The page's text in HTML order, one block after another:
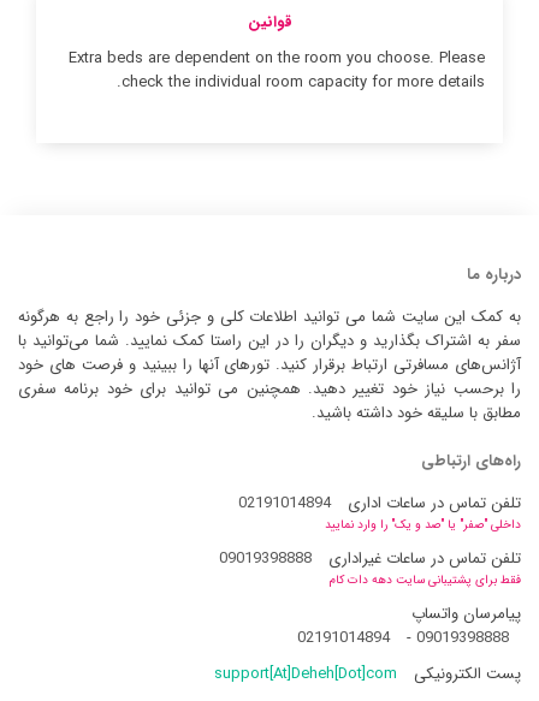
قوانین
Extra beds are dependent on the room you choose. Please
check the individual room capacity for more details.
درباره ما
به کمک این سایت شما می توانید اطلاعات کلی و جزئی خود را راجع به هرگونه
سفر به اشتراک بگذارید و دیگران را در این راستا کمک نمایید. شما می‌توانید با
آژانس‌های مسافرتی ارتباط برقرار کنید. تورهای آنها را ببینید و فرصت های خود
را برحسب نیاز خود تغییر دهید. همچنین می توانید برای خود برنامه سفری
مطابق با سلیقه خود داشته باشید.
راه‌های ارتباطی
تلفن تماس در ساعات اداری
02191014894
داخلی "صفر" یا "صد و یک" را وارد نمایید
تلفن تماس در ساعات غیراداری 09019398888
فقط برای پشتیبانی سایت دهه دات کام
پیامرسان واتساپ
09019398888
-
02191014894
پست الکترونیکی
support[At]Deheh[Dot]com